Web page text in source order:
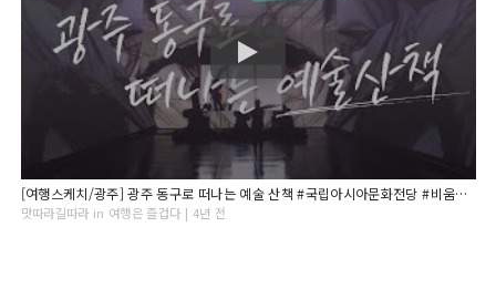
[여행스케치/광주] 광주 동구로 떠나는 예술 산책 #국립아시아문화전당 #비움박물관 #의재미술관 #전일빌딩
맛따라길따라 in 여행은 즐겁다 | 4년 전